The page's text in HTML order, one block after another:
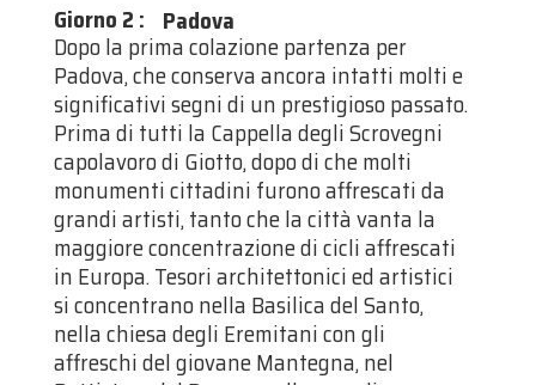
Giorno 2 : Padova
Dopo la prima colazione partenza per
Padova, che conserva ancora intatti molti e
significativi segni di un prestigioso passato.
Prima di tutti la Cappella degli Scrovegni
capolavoro di Giotto, dopo di che molti
monumenti cittadini furono affrescati da
grandi artisti, tanto che la città vanta la
maggiore concentrazione di cicli affrescati
in Europa. Tesori architettonici ed artistici
si concentrano nella Basilica del Santo,
nella chiesa degli Eremitani con gli
affreschi del giovane Mantegna, nel